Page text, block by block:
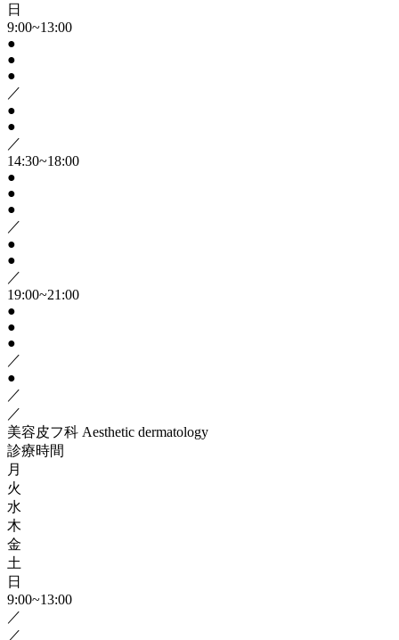
日
9:00~13:00
●
●
●
／
●
●
／
14:30~18:00
●
●
●
／
●
●
／
19:00~21:00
●
●
●
／
●
／
／
美容皮フ科 Aesthetic dermatology
診療時間
月
火
水
木
金
土
日
9:00~13:00
／
／